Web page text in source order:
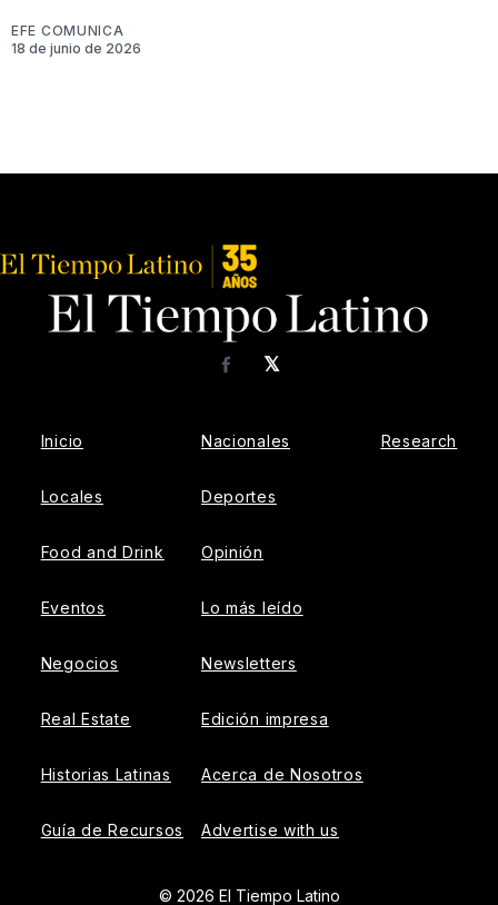
EFE COMUNICA
18 de junio de 2026
𝕏
Facebook
Inicio
Locales
Food and Drink
Eventos
Negocios
Real Estate
Historias Latinas
Guía de Recursos
Nacionales
Deportes
Opinión
Lo más leído
Newsletters
Edición impresa
Acerca de Nosotros
Advertise with us
Research
© 2026 El Tiempo Latino